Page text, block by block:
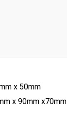
x 50mm
x 90mm x70mm